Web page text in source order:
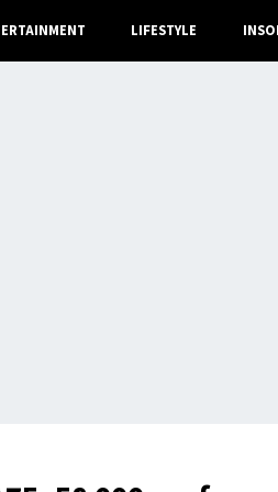
LIFESTYLE